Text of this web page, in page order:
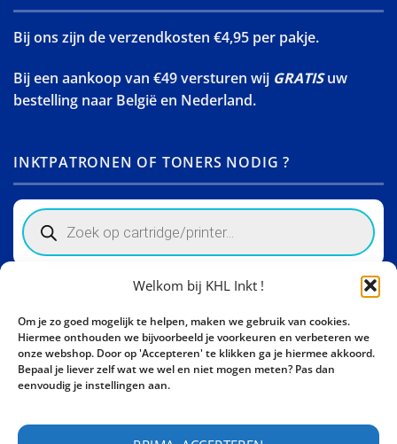
Welkom bij KHL Inkt !
Om je zo goed mogelijk te helpen, maken we gebruik van cookies.
Hiermee onthouden we bijvoorbeeld je voorkeuren en verbeteren we
onze webshop. Door op 'Accepteren' te klikken ga je hiermee akkoord.
Bepaal je liever zelf wat we wel en niet mogen meten? Pas dan
eenvoudig je instellingen aan.
Bij ons zijn de verzendkosten €4,95 per pakje.
Bij een aankoop van €49 versturen wij GRATISuw
bestelling naar België en Nederland.
INKTPATRONEN OF TONERS NODIG ?
Products
search
Activity Invest BV - KHL, Kempische Steenweg 274
3500 Hasselt - België BE0862447190
Bel ons nu:+32 11 261499